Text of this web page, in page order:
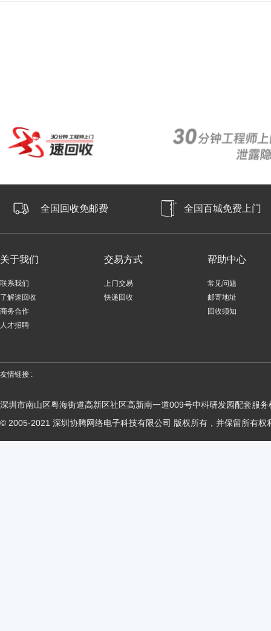
全国回收免邮费 全国百城免费上门
关于我们
联系我们
了解速回收
商务合作
人才招聘
交易方式
上门交易
快递回收
帮助中心
常见问题
邮寄地址
回收须知
友情链接 :
深圳市南山区粤海街道高新区社区高新南一道009号中科研发园配套服务
© 2005-2021 深圳协腾网络电子科技有限公司 版权所有，并保留所有权